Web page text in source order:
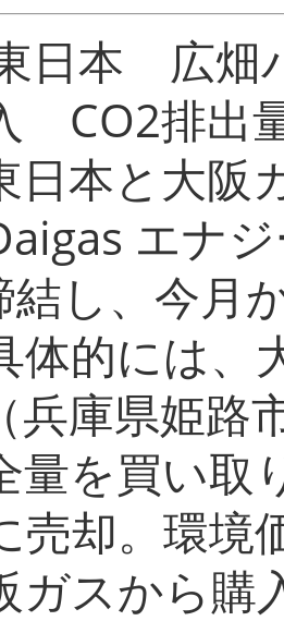
日本 広畑
CO2排出
本と大阪
エナ
結し、今月
体的には、
兵庫県姫路
量を買い取
売却。環境
ガスから購